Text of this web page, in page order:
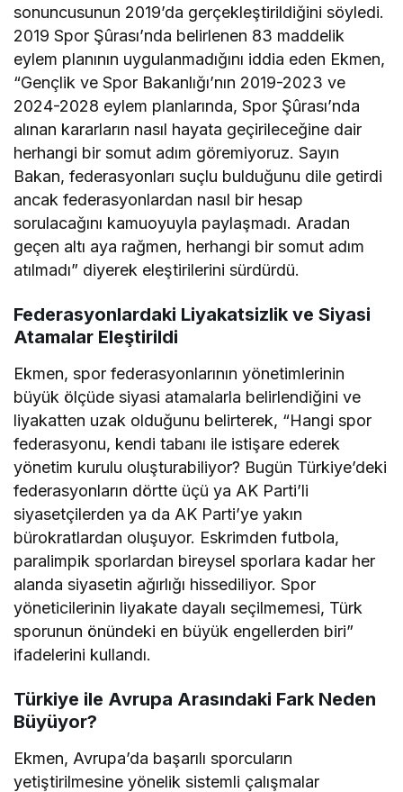
sonuncusunun 2019’da gerçekleştirildiğini söyledi.
2019 Spor Şûrası’nda belirlenen 83 maddelik
eylem planının uygulanmadığını iddia eden Ekmen,
“Gençlik ve Spor Bakanlığı’nın 2019-2023 ve
2024-2028 eylem planlarında, Spor Şûrası’nda
alınan kararların nasıl hayata geçirileceğine dair
herhangi bir somut adım göremiyoruz. Sayın
Bakan, federasyonları suçlu bulduğunu dile getirdi
ancak federasyonlardan nasıl bir hesap
sorulacağını kamuoyuyla paylaşmadı. Aradan
geçen altı aya rağmen, herhangi bir somut adım
atılmadı” diyerek eleştirilerini sürdürdü.
Federasyonlardaki Liyakatsizlik ve Siyasi
Atamalar Eleştirildi
Ekmen, spor federasyonlarının yönetimlerinin
büyük ölçüde siyasi atamalarla belirlendiğini ve
liyakatten uzak olduğunu belirterek, “Hangi spor
federasyonu, kendi tabanı ile istişare ederek
yönetim kurulu oluşturabiliyor? Bugün Türkiye’deki
federasyonların dörtte üçü ya AK Parti’li
siyasetçilerden ya da AK Parti’ye yakın
bürokratlardan oluşuyor. Eskrimden futbola,
paralimpik sporlardan bireysel sporlara kadar her
alanda siyasetin ağırlığı hissediliyor. Spor
yöneticilerinin liyakate dayalı seçilmemesi, Türk
sporunun önündeki en büyük engellerden biri”
ifadelerini kullandı.
Türkiye ile Avrupa Arasındaki Fark Neden
Büyüyor?
Ekmen, Avrupa’da başarılı sporcuların
yetiştirilmesine yönelik sistemli çalışmalar